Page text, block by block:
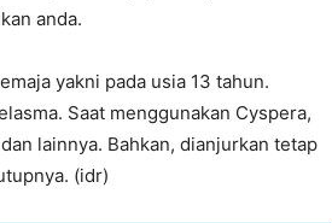
anda.
yakni pada usia 13 tahun.
Saat menggunakan Cyspera,
lainnya. Bahkan, dianjurkan tetap
(idr)